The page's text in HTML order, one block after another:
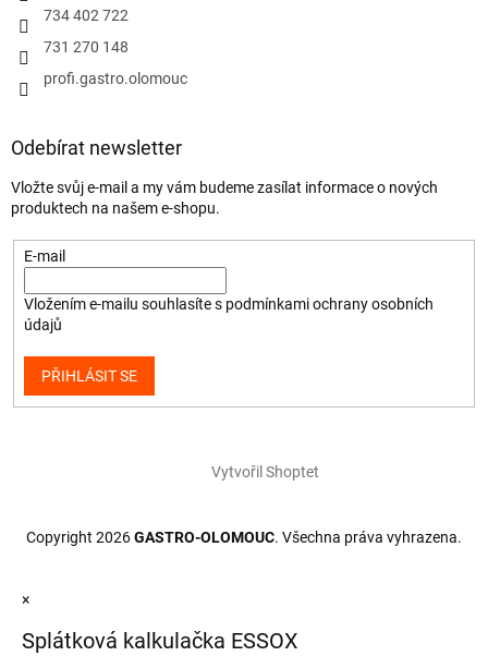
734 402 722
731 270 148
profi.gastro.olomouc
Odebírat newsletter
Vložte svůj e-mail a my vám budeme zasílat informace o nových
produktech na našem e-shopu.
E-mail
Vložením e-mailu souhlasíte s podmínkami ochrany osobních
údajů
PŘIHLÁSIT SE
Vytvořil Shoptet
Copyright 2026GASTRO-OLOMOUC. Všechna práva vyhrazena.
×
Splátková kalkulačka ESSOX